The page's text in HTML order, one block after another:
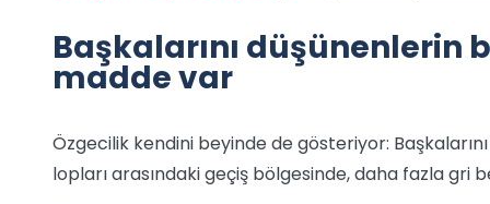
Başkalarını düşünenlerin
madde var
Özgecilik kendini beyinde de gösteriyor:
lopları arasındaki geçiş bölgesinde, daha fazla gri